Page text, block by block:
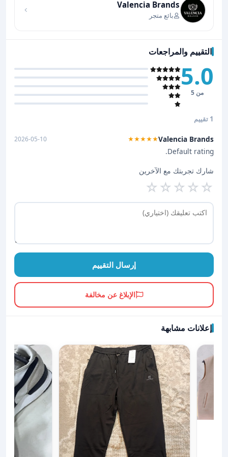
Valencia Brands
بائع متجر
التقييم والمراجعات
5.0
من 5
1 تقييم
Valencia Brands
★★★★★
2026-05-10
Default rating.
شارك تجربتك مع الآخرين
☆
☆
☆
☆
☆
إرسال التقييم
الإبلاغ عن مخالفة
إعلانات مشابهة